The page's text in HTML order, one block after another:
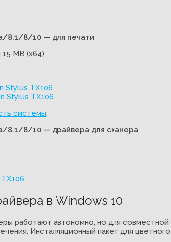
8.1/8/10 — для печати
15 MB (x64)
Stylus TX106
Stylus TX106
системы.
8.1/8/10 — драйвера для сканера
в Windows 10
работают автономно, но для
Инсталляционный пакет для